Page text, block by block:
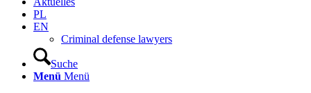
PL
EN
Criminal defense lawyers
Suche
Menü Menü